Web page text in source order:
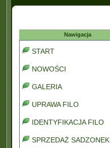
Nawigacja
START
NOWOŚCI
GALERIA
UPRAWA FILO
IDENTYFIKACJA FILO
SPRZEDAŻ SADZONEK